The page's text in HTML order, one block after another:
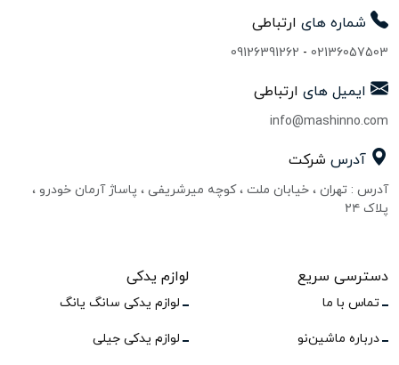
شماره های ارتباطی
02136057503
-
09126391262
ایمیل های ارتباطی
info@mashinno.com
آدرس شرکت
آدرس : تهران ، خیابان ملت ، کوچه میرشریفی ، پاساژ آرمان خودرو ،
پلاک ۲۴
دسترسی سریع
تماس با ما
درباره ماشین‌نو
لوازم یدکی
لوازم یدکی سانگ یانگ
لوازم یدکی جیلی